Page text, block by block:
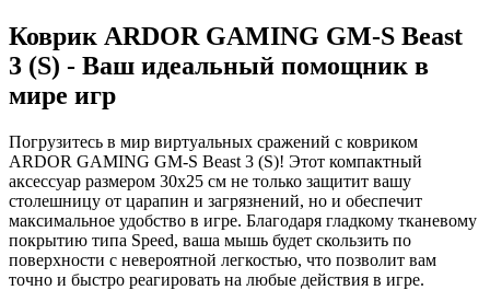
Коврик ARDOR GAMING GM-S Beast
3 (S) - Ваш идеальный помощник в
мире игр
Погрузитесь в мир виртуальных сражений с ковриком
ARDOR GAMING GM-S Beast 3 (S)! Этот компактный
аксессуар размером 30x25 см не только защитит вашу
столешницу от царапин и загрязнений, но и обеспечит
максимальное удобство в игре. Благодаря гладкому тканевому
покрытию типа Speed, ваша мышь будет скользить по
поверхности с невероятной легкостью, что позволит вам
точно и быстро реагировать на любые действия в игре.